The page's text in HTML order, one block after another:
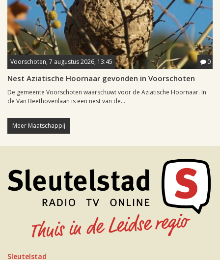
Voorschoten, 7 augustus 2026, 13:45 0
Nest Aziatische Hoornaar gevonden in Voorschoten
De gemeente Voorschoten waarschuwt voor de Aziatische Hoornaar. In
de Van Beethovenlaan is een nest van de...
Meer Maatschappij
Sleutelstad